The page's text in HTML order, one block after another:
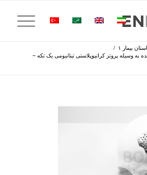
بیمار ۱
/
وسیله پروتز کرانیوپلاستی تیتانیومی یک تکه –